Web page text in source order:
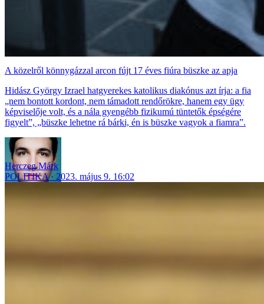
A közelről könnygázzal arcon fújt 17 éves fiúra büszke az apja
Hidász György Izrael hatgyerekes katolikus diakónus azt írja: a fia
„nem bontott kordont, nem támadott rendőrökre, hanem egy ügy
képviselője volt, és a nála gyengébb fizikumú tüntetők épségére
figyelt”, „büszke lehetne rá bárki, én is büszke vagyok a fiamra”.
Herczeg Márk
POLITIKA
2023. május 9. 16:02